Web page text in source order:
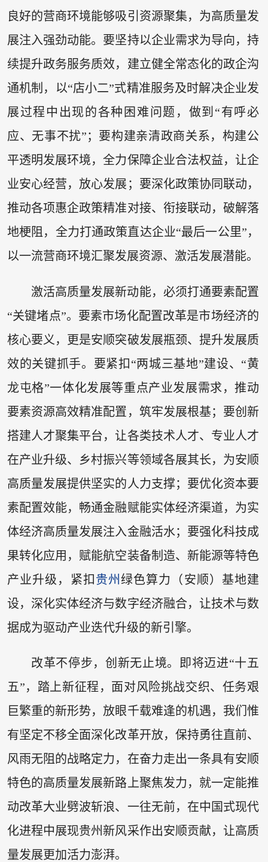
良好的营商环境能够吸引资源聚集，为高质量发
展注入强劲动能。要坚持以企业需求为导向，持
续提升政务服务质效，建立健全常态化的政企沟
通机制，以“店小二”式精准服务及时解决企业发
展过程中出现的各种困难问题，做到“有呼必
应、无事不扰”；要构建亲清政商关系，构建公
平透明发展环境，全力保障企业合法权益，让企
业安心经营，放心发展；要深化政策协同联动，
推动各项惠企政策精准对接、衔接联动，破解落
地梗阻，全力打通政策直达企业“最后一公里”，
以一流营商环境汇聚发展资源、激活发展潜能。
激活高质量发展新动能，必须打通要素配置
“关键堵点”。要素市场化配置改革是市场经济的
核心要义，更是安顺突破发展瓶颈、提升发展质
效的关键抓手。要紧扣“两城三基地”建设、“黄
龙屯格”一体化发展等重点产业发展需求，推动
要素资源高效精准配置，筑牢发展根基；要创新
搭建人才聚集平台，让各类技术人才、专业人才
在产业升级、乡村振兴等领域各展其长，为安顺
高质量发展提供坚实的人力支撑；要优化资本要
素配置效能，畅通金融赋能实体经济渠道，为实
体经济高质量发展注入金融活水；要强化科技成
果转化应用，赋能航空装备制造、新能源等特色
产业升级，紧扣 贵州 绿色算力（安顺）基地建
设，深化实体经济与数字经济融合，让技术与数
据成为驱动产业迭代升级的新引擎。
改革不停步，创新无止境。即将迈进“十五
五”，踏上新征程，面对风险挑战交织、任务艰
巨繁重的新形势，放眼千载难逢的机遇，我们惟
有坚定不移全面深化改革开放，保持勇往直前、
风雨无阻的战略定力，在奋力走出一条具有安顺
特色的高质量发展新路上聚焦发力，就一定能推
动改革大业劈波斩浪、一往无前，在中国式现代
化进程中展现贵州新风采作出安顺贡献，让高质
量发展更加活力澎湃。